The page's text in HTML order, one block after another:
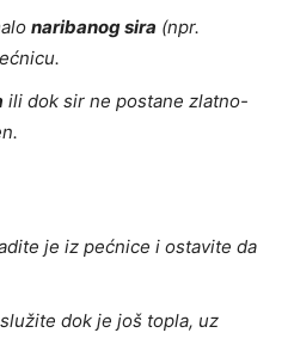
naribanog sira (npr.
ili dok sir ne postane zlatno-
je iz pećnice i ostavite da
dok je još topla, uz